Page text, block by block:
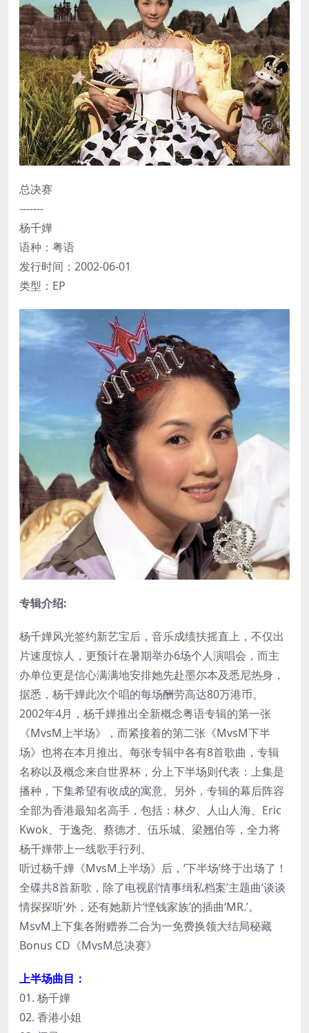
总决赛
-------
杨千嬅
语种：粤语
发行时间：2002-06-01
类型：EP
专辑介绍:
杨千嬅风光签约新艺宝后，音乐成绩扶摇直上，不仅出
片速度惊人，更预计在暑期举办6场个人演唱会，而主
办单位更是信心满满地安排她先赴墨尔本及悉尼热身，
据悉，杨千嬅此次个唱的每场酬劳高达80万港币。
2002年4月，杨千嬅推出全新概念粤语专辑的第一张
《MvsM上半场》，而紧接着的第二张《MvsM下半
场》也将在本月推出。每张专辑中各有8首歌曲，专辑
名称以及概念来自世界杯，分上下半场则代表：上集是
播种，下集希望有收成的寓意。另外，专辑的幕后阵容
全部为香港最知名高手，包括：林夕、人山人海、Eric
Kwok、于逸尧、蔡德才、伍乐城、梁翘伯等，全力将
杨千嬅带上一线歌手行列。
听过杨千嬅《MvsM上半场》后，‘下半场’终于出场了！
全碟共8首新歌，除了电视剧‘情事缉私档案’主题曲‘谈谈
情探探听’外，还有她新片‘悭钱家族’的插曲‘MR.’。
MsvM上下集各附赠券二合为一免费换领大结局秘藏
Bonus CD《MvsM总决赛》
上半场曲目：
01. 杨千嬅
02. 香港小姐